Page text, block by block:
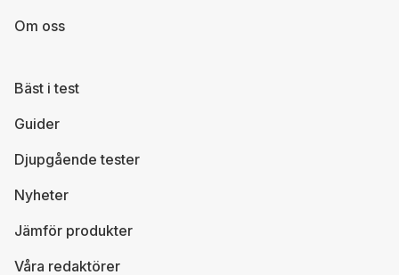
Bäst i test
Guider
Djupgående tester
Nyheter
Jämför produkter
Våra redaktörer
Om oss